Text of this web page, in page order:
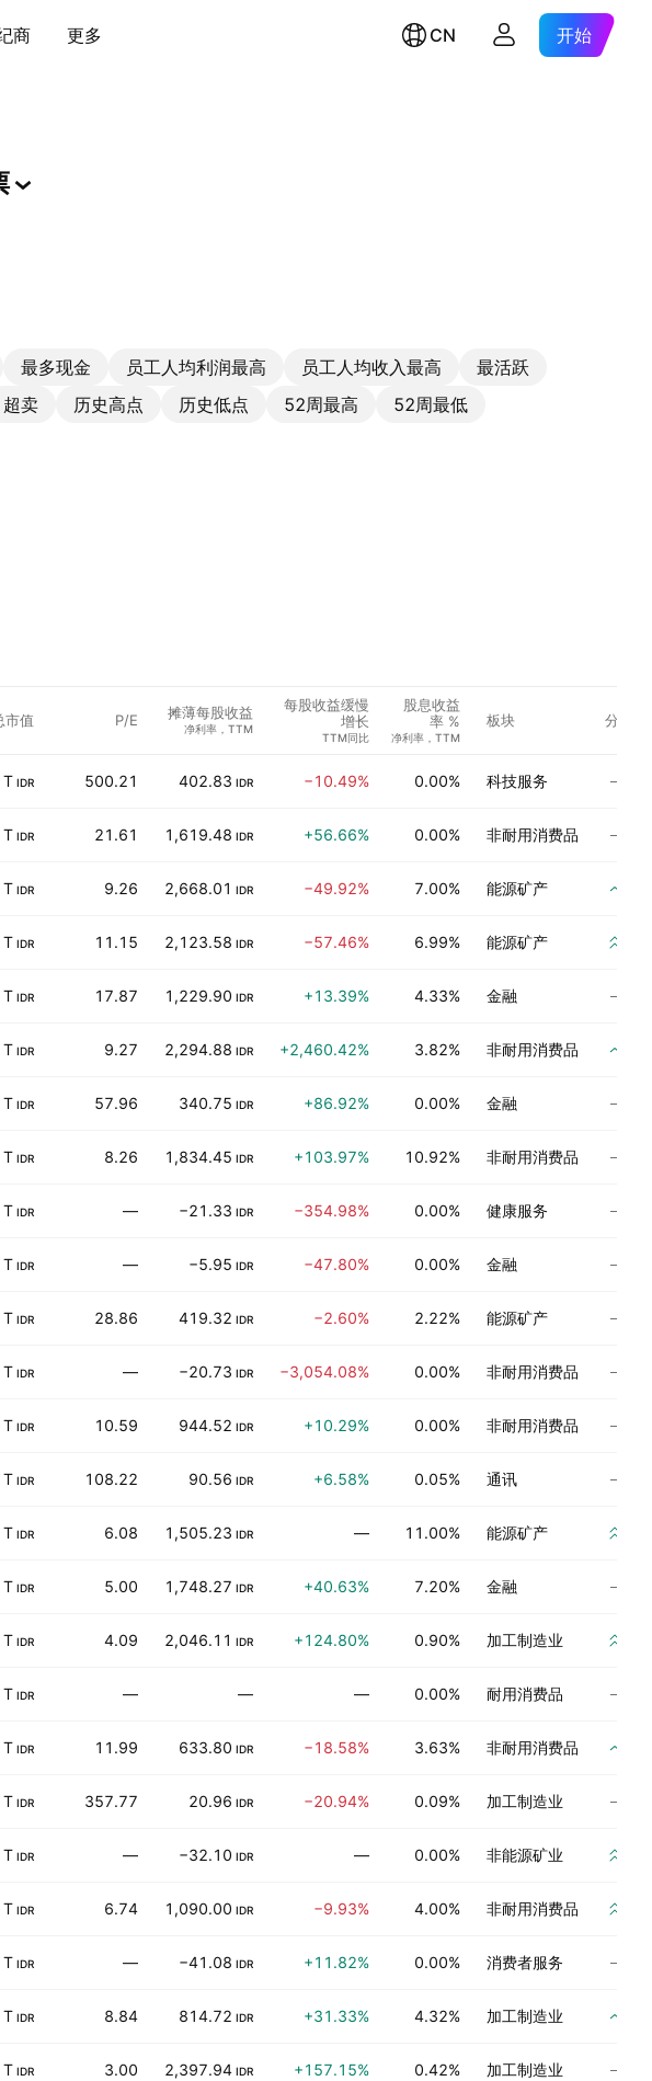
商 更多 CN 开始
最多现金 员工人均利润最高 员工人均收入最高
最活跃
超卖 历史高点 历史低点 52周最高
52周最低
市值 P/E 摊薄每股收益
净利率，TTM
每股收益缓慢
增长
TTM同比
股息收益
率 %
净利率，TTM
板块 分析师
IDR 500.21 402.83 IDR −10.49% 0.00% 科技服务
T IDR 21.61 1,619.48 IDR +56.66% 0.00% 非耐用消费品
T IDR 9.26 2,668.01 IDR −49.92% 7.00% 能源矿产
T IDR 11.15 2,123.58 IDR −57.46% 6.99% 能源矿产
T IDR 17.87 1,229.90 IDR +13.39% 4.33% 金融
IDR 9.27 2,294.88 IDR +2,460.42% 3.82% 非耐用消费品
T IDR 57.96 340.75 IDR +86.92% 0.00% 金融
T IDR 8.26 1,834.45 IDR +103.97% 10.92% 非耐用消费品
T IDR — −21.33 IDR −354.98% 0.00% 健康服务
T IDR — −5.95 IDR −47.80% 0.00% 金融
IDR 28.86 419.32 IDR −2.60% 2.22% 能源矿产
T IDR — −20.73 IDR −3,054.08% 0.00% 非耐用消费品
T IDR 10.59 944.52 IDR +10.29% 0.00% 非耐用消费品
T IDR 108.22 90.56 IDR +6.58% 0.05% 通讯
T IDR 6.08 1,505.23 IDR — 11.00% 能源矿产
T IDR 5.00 1,748.27 IDR +40.63% 7.20% 金融
IDR 4.09 2,046.11 IDR +124.80% 0.90% 加工制造业
T IDR — — — 0.00% 耐用消费品
T IDR 11.99 633.80 IDR −18.58% 3.63% 非耐用消费品
IDR 357.77 20.96 IDR −20.94% 0.09% 加工制造业
T IDR — −32.10 IDR — 0.00% 非能源矿业
T IDR 6.74 1,090.00 IDR −9.93% 4.00% 非耐用消费品
T IDR — −41.08 IDR +11.82% 0.00% 消费者服务
T IDR 8.84 814.72 IDR +31.33% 4.32% 加工制造业
T IDR 3.00 2,397.94 IDR +157.15% 0.42% 加工制造业